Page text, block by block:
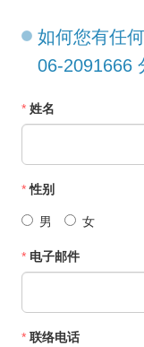
如何您有任
06-2091666
* 姓名
*性别
男 女
* 电子邮件
* 联络电话